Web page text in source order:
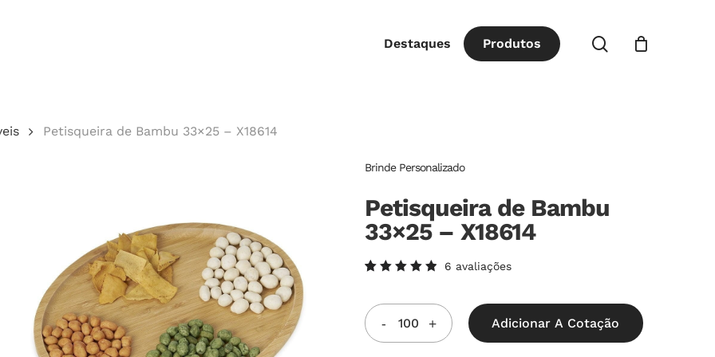
Destaques Produtos procurar
Petisqueira de Bambu 33×25 – X18614
Brinde Personalizado
Petisqueira de Bambu
33×25 – X18614
5.00de
5, com
baseado
em
6 avaliações
Adicionar A Cotação